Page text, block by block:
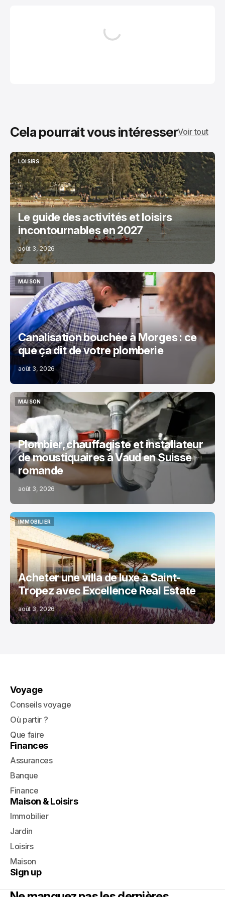
Cela pourrait vous intéresserVoir tout
LOISIRS
LOISIRS
Le guide des activités et loisirs
incontournables en 2027
août 3, 2026
MAISON
MAISON
Canalisation bouchée à Morges : ce
que ça dit de votre plomberie
août 3, 2026
MAISON
MAISON
Plombier, chauffagiste et installateur
de moustiquaires à Vaud en Suisse
romande
août 3, 2026
IMMOBILIER
IMMOBILIER
Acheter une villa de luxe à Saint-
Tropez avec Excellence Real Estate
août 3, 2026
Voyage
Conseils voyage
Où partir ?
Que faire
Finances
Assurances
Banque
Finance
Maison & Loisirs
Immobilier
Jardin
Loisirs
Maison
Sign up